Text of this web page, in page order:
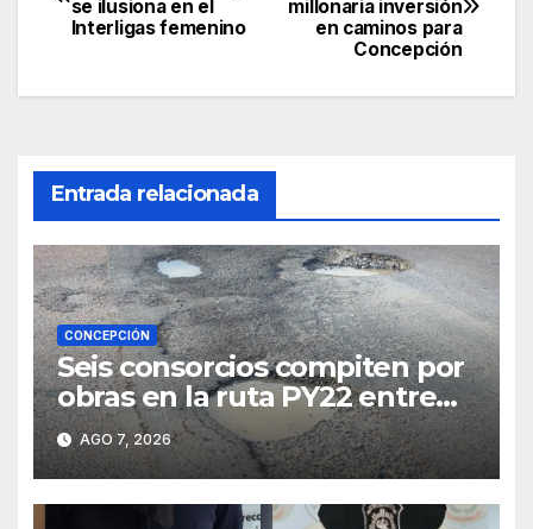
de
millonaria inversión
en caminos para
Concepción
se ilusiona en el
Interligas femenino
Entrada relacionada
CONCEPCIÓN
Seis consorcios compiten por
obras en la ruta PY22 entre
Concepción y Vallemí
AGO 7, 2026